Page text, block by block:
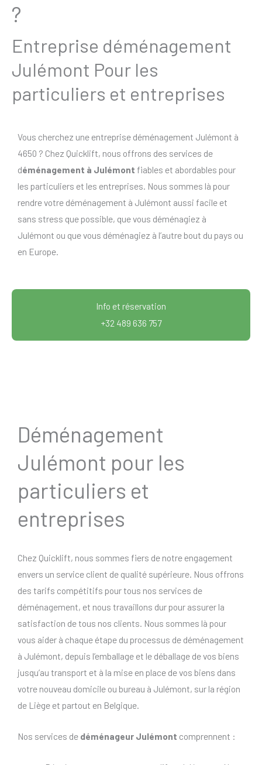
?
Entreprise déménagement
Julémont Pour les
particuliers et entreprises
Vous cherchez une entreprise déménagement Julémont à
4650 ? Chez Quicklift, nous offrons des services de
déménagement à Julémont fiables et abordables pour
les particuliers et les entreprises. Nous sommes là pour
rendre votre déménagement à Julémont aussi facile et
sans stress que possible, que vous déménagiez à
Julémont ou que vous déménagiez à l’autre bout du pays ou
en Europe.
Info et réservation
+32 489 636 757
Déménagement
Julémont pour les
particuliers et
entreprises
Chez Quicklift, nous sommes fiers de notre engagement
envers un service client de qualité supérieure. Nous offrons
des tarifs compétitifs pour tous nos services de
déménagement, et nous travaillons dur pour assurer la
satisfaction de tous nos clients. Nous sommes là pour
vous aider à chaque étape du processus de déménagement
à Julémont, depuis l’emballage et le déballage de vos biens
jusqu’au transport et à la mise en place de vos biens dans
votre nouveau domicile ou bureau à Julémont, sur la région
de Liège et partout en Belgique.
Nos services de déménageur Julémont comprennent :